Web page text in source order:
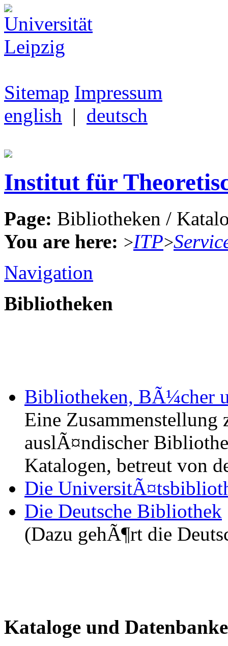
Sitemap Impressum
english | deutsch
Institut für
Page: Bibliotheken /
You are here: >ITP>
Navigation
Bibliotheken
Bibliotheken, BÃ¼cher
Eine Zusammenstellung
auslÃ¤ndischer
Katalogen, betreut von
Die
Die Deutsche Bibliothek
(Dazu gehÃ¶rt die
Kataloge und